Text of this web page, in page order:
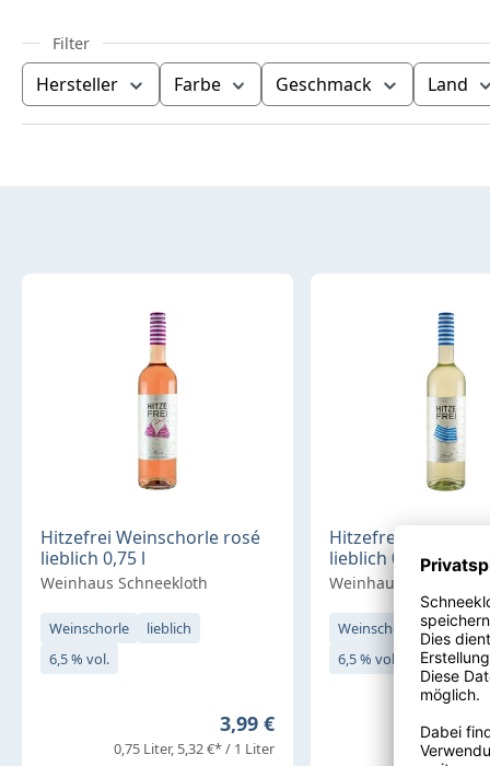
Hersteller Farbe Geschmack Land
Hitzefrei Weinschorle rosé
lieblich 0,75 l
Weinhaus Schneekloth
Weinschorle
lieblich
6,5 % vol.
Regulärer Preis:
3,99 €
0,75 Liter 5,32 €* / 1 Liter
Hitzefrei
lieblich 0,75 l
Weinhaus Schneekloth
Weinschorle
lieblich
6,5 % vol.
0,75 Liter